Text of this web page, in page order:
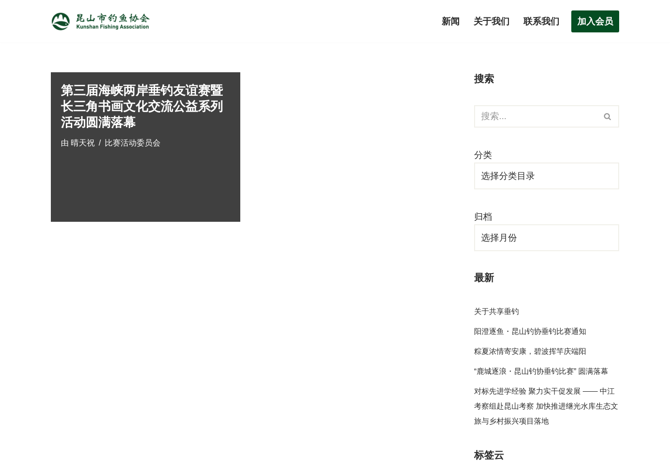
新闻 关于我们 联系我们 加入会员
第三届海峡两岸垂钓友谊赛暨
长三角书画文化交流公益系列
活动圆满落幕
由 晴天祝 比赛活动委员会
搜索
分类
归档
最新
关于共享垂钓
阳澄逐鱼・昆山钓协垂钓比赛通知
粽夏浓情寄安康，碧波挥竿庆端阳
“鹿城逐浪・昆山钓协垂钓比赛” 圆满落幕
对标先进学经验 聚力实干促发展 —— 中江
考察组赴昆山考察 加快推进继光水库生态文
旅与乡村振兴项目落地
标签云